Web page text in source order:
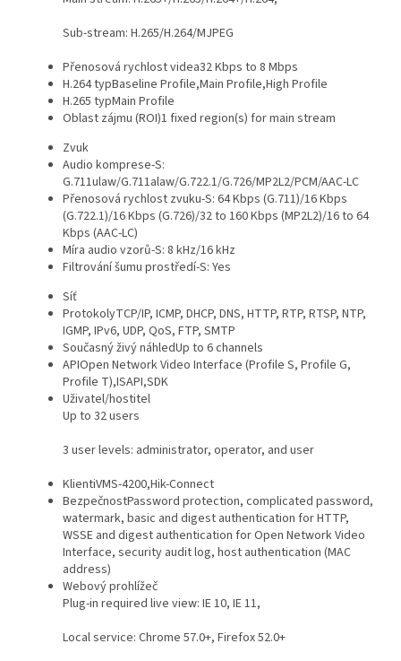
Sub-stream: H.265/H.264/MJPEG
Přenosová rychlost videa32 Kbps to 8 Mbps
H.264 typBaseline Profile,Main Profile,High Profile
H.265 typMain Profile
Oblast zájmu (ROI)1 fixed region(s) for main stream
Zvuk
Audio komprese-S:
G.711ulaw/G.711alaw/G.722.1/G.726/MP2L2/PCM/AAC-LC
Přenosová rychlost zvuku-S: 64 Kbps (G.711)/16 Kbps
(G.722.1)/16 Kbps (G.726)/32 to 160 Kbps (MP2L2)/16 to 64
Kbps (AAC-LC)
Míra audio vzorů-S: 8 kHz/16 kHz
Filtrování šumu prostředí-S: Yes
Síť
ProtokolyTCP/IP, ICMP, DHCP, DNS, HTTP, RTP, RTSP, NTP,
IGMP, IPv6, UDP, QoS, FTP, SMTP
Současný živý náhledUp to 6 channels
APIOpen Network Video Interface (Profile S, Profile G,
Profile T),ISAPI,SDK
Uživatel/hostitel
Up to 32 users
3 user levels: administrator, operator, and user
KlientiVMS-4200,Hik-Connect
BezpečnostPassword protection, complicated password,
watermark, basic and digest authentication for HTTP,
WSSE and digest authentication for Open Network Video
Interface, security audit log, host authentication (MAC
address)
Webový prohlížeč
Plug-in required live view: IE 10, IE 11,
Local service: Chrome 57.0+, Firefox 52.0+